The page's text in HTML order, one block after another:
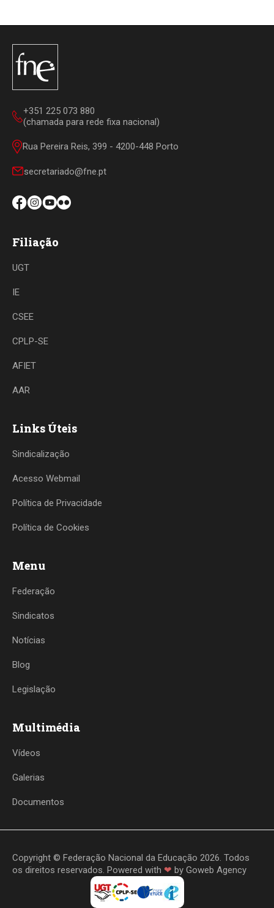
+351 225 073 880
(chamada para rede fixa nacional)
Rua Pereira Reis, 399 - 4200-448 Porto
secretariado@fne.pt
Filiação
UGT
IE
CSEE
CPLP-SE
AFIET
AAR
Links Úteis
Sindicalização
Acesso Webmail
Política de Privacidade
Política de Cookies
Menu
Federação
Sindicatos
Notícias
Blog
Legislação
Multimédia
Vídeos
Galerias
Documentos
Copyright © Federação Nacional da Educação 2026. Todos
os direitos reservados. Powered with ❤ by Goweb Agency